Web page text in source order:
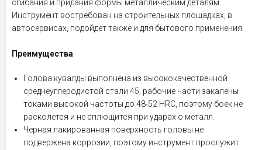
сгибания и придания формы металлическим деталям.
Инструмент востребован на строительных площадках, в
автосервисах, подойдет также и для бытового применения.
Преимущества
Голова кувалды выполнена из высококачественной
среднеуглеродистой стали 45, рабочие части закалены
токами высокой частоты до 48-52 HRC, поэтому боек не
расколется и не сплющится при ударах о металл.
Черная лакированная поверхность головы не
подвержена коррозии, поэтому инструмент прослужит